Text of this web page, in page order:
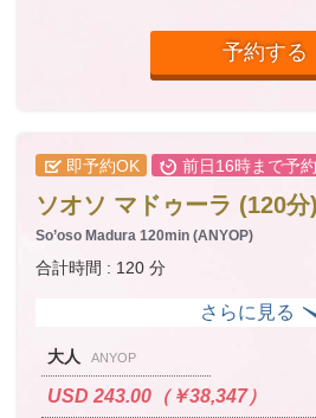
予約する
即予約OK 前日16時まで予
ソオソ マドゥーラ (120分)
So’oso Madura 120min (ANYOP)
合計時間 : 120 分
大人 ANYOP
USD 243.00（￥38,347）